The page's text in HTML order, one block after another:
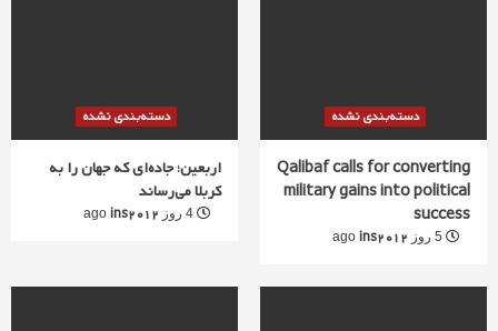
دسته‌بندی نشده
اربعین؛ جاده‌ای که جهان را به
کربلا می‌رساند
ins2012
دسته‌بندی نشده
Qalibaf calls for converting
military gains into political
success
ins2012